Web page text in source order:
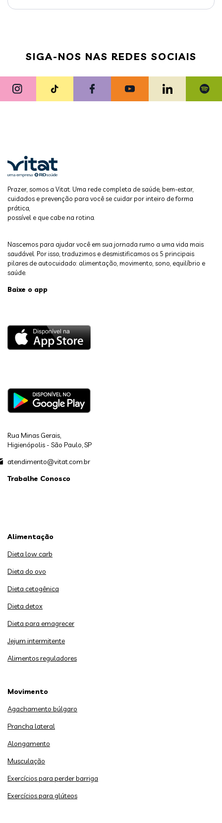
SIGA-NOS NAS REDES SOCIAIS
Prazer, somos a Vitat. Uma rede completa de saúde, bem-estar,
cuidados e prevenção para você se cuidar por inteiro de forma
prática,
possível e que cabe na rotina.
Nascemos para ajudar você em sua jornada rumo a uma vida mais
saudável. Por isso, traduzimos e desmistificamos os 5 principais
pilares de autocuidado: alimentação, movimento, sono, equilíbrio e
saúde.
Baixe o app
Rua Minas Gerais,
Higienópolis - São Paulo, SP
atendimento@vitat.com.br
Trabalhe Conosco
Alimentação
Dieta low carb
Dieta do ovo
Dieta cetogênica
Dieta detox
Dieta para emagrecer
Jejum intermitente
Alimentos reguladores
Movimento
Agachamento búlgaro
Prancha lateral
Alongamento
Musculação
Exercícios para perder barriga
Exercícios para glúteos